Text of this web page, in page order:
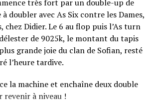
très fort par un double-up de
doubler avec As Six contre les Dames,
chez Didier. Le 6 au flop puis l’As turn
de 9025k, le montant du tapis
grande joie du clan de Sofian, resté
l’heure tardive.
la machine et enchaîne deux double
revenir à niveau !